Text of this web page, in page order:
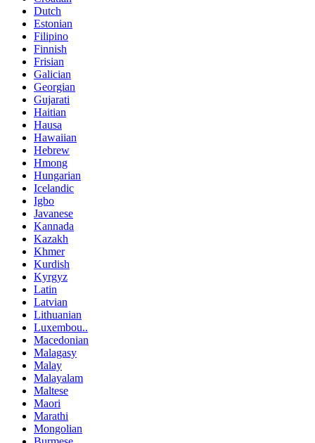
Dutch
Estonian
Filipino
Finnish
Frisian
Galician
Georgian
Gujarati
Haitian
Hausa
Hawaiian
Hebrew
Hmong
Hungarian
Icelandic
Igbo
Javanese
Kannada
Kazakh
Khmer
Kurdish
Kyrgyz
Latin
Latvian
Lithuanian
Luxembou..
Macedonian
Malagasy
Malay
Malayalam
Maltese
Maori
Marathi
Mongolian